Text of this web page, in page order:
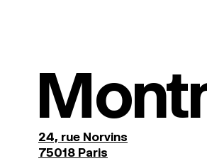
24, rue Norvins
75018 Paris